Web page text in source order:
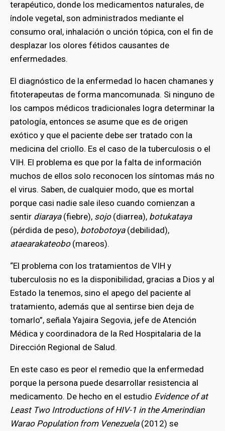
terapéutico, donde los medicamentos naturales, de
índole vegetal, son administrados mediante el
consumo oral, inhalación o unción tópica, con el fin de
desplazar los olores fétidos causantes de
enfermedades.
El diagnóstico de la enfermedad lo hacen chamanes y
fitoterapeutas de forma mancomunada. Si ninguno de
los campos médicos tradicionales logra determinar la
patología, entonces se asume que es de origen
exótico y que el paciente debe ser tratado con la
medicina del criollo. Es el caso de la tuberculosis o el
VIH. El problema es que por la falta de información
muchos de ellos solo reconocen los síntomas más no
el virus. Saben, de cualquier modo, que es mortal
porque casi nadie sale ileso cuando comienzan a
sentir diaraya(fiebre), sojo(diarrea), botukataya
(pérdida de peso), botobotoya(debilidad),
ataearakateobo(mareos).
“El problema con los tratamientos de VIH y
tuberculosis no es la disponibilidad, gracias a Dios y al
Estado la tenemos, sino el apego del paciente al
tratamiento, además que al sentirse bien deja de
tomarlo”, señala Yajaira Segovia, jefe de Atención
Médica y coordinadora de la Red Hospitalaria de la
Dirección Regional de Salud.
En este caso es peor el remedio que la enfermedad
porque la persona puede desarrollar resistencia al
medicamento. De hecho en el estudio Evidence of at
Least Two Introductions of HIV-1 in the Amerindian
Warao Population from Venezuela(2012) se